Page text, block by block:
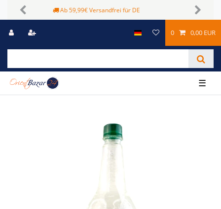
Sichere Zahlungsmöglichkeiten
Previous Next
0 0,00 EUR
☰